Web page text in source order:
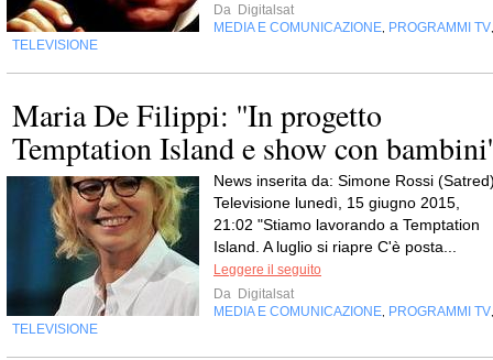
Da Digitalsat
MEDIA E COMUNICAZIONE PROGRAMMI TV
TELEVISIONE
Maria De Filippi: ''In progetto
Temptation Island e show con
News inserita da: Simone Rossi
Televisione lunedì, 15 giugno 2015,
21:02 "Stiamo lavorando a Temptation
Island. A luglio si riapre C'è posta...
Leggere il seguito
Da Digitalsat
MEDIA E COMUNICAZIONE PROGRAMMI TV
TELEVISIONE